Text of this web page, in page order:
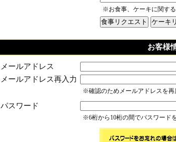
※お食事、ケーキに関す
お客様
メールアドレス
メールアドレス再入力
※確認のためメールアドレスを再
パスワード
※6桁から10桁の間でパスワード